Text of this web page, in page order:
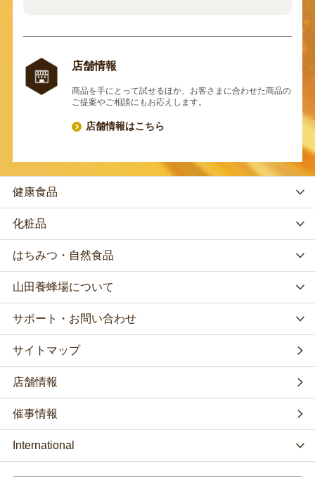
店舗情報
商品を手にとって試せるほか、お客さまに合わせた商品の
ご提案やご相談にもお応えします。
店舗情報はこちら
健康食品
化粧品
はちみつ・自然食品
山田養蜂場について
サポート・お問い合わせ
サイトマップ
店舗情報
催事情報
International